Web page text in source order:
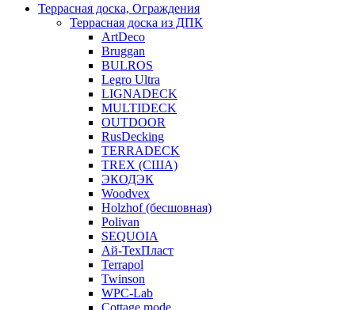
Террасная доска, Ограждения
Террасная доска из ДПК
ArtDeco
Bruggan
BULROS
Legro Ultra
LIGNADECK
MULTIDECK
OUTDOOR
RusDecking
TERRADECK
TREX (США)
ЭКОДЭК
Woodvex
Holzhof (бесшовная)
Polivan
SEQUOIA
Ай-ТехПласт
Terrapol
Twinson
WPC-Lab
Cottage mode